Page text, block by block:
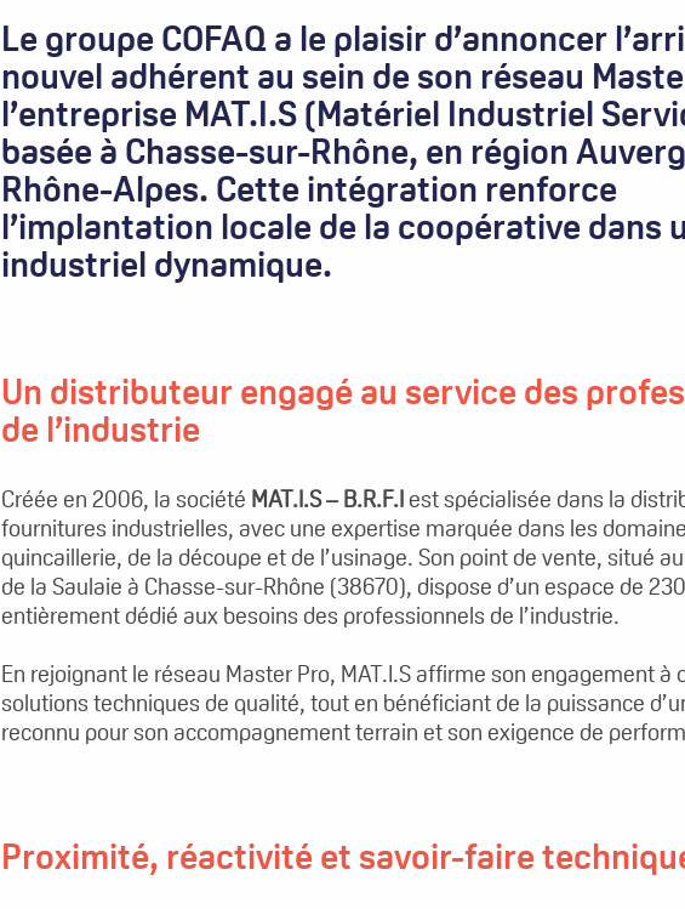
Le groupe COFAQ a le plaisir d’annoncer
nouvel adhérent au sein de son réseau
l’entreprise MAT.I.S (Matériel Industriel
basée à Chasse-sur-Rhône, en région
Rhône-Alpes. Cette intégration renforce
l’implantation locale de la coopérative dans
industriel dynamique.
Un distributeur engagé au service des
de l’industrie
Créée en 2006, la société MAT.I.S – B.R.F.I est spécialisée dans la
fournitures industrielles, avec une expertise marquée dans les
quincaillerie, de la découpe et de l’usinage. Son point de vente, situé
de la Saulaie à Chasse-sur-Rhône (38670), dispose d’un espace de
entièrement dédié aux besoins des professionnels de l’industrie.
En rejoignant le réseau Master Pro, MAT.I.S affirme son engagement à
solutions techniques de qualité, tout en bénéficiant de la puissance
reconnu pour son accompagnement terrain et son exigence de
Proximité, réactivité et savoir-faire